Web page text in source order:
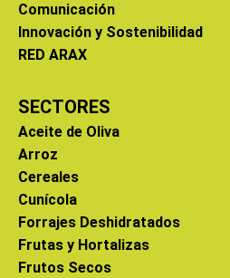
Comunicación
Innovación y Sostenibilidad
RED ARAX
SECTORES
Aceite de Oliva
Arroz
Cereales
Cunícola
Forrajes Deshidratados
Frutas y Hortalizas
Frutos Secos